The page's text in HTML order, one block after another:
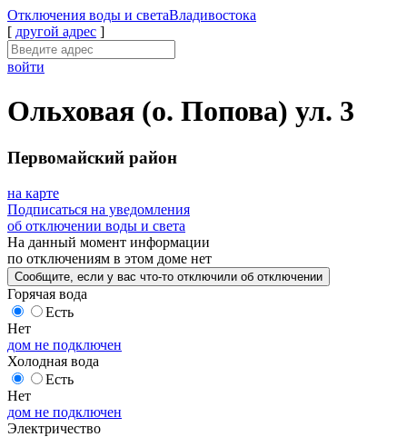
Отключения воды и светаВладивостока
[ другой адрес ]
войти
Ольховая (о. Попова) ул. 3
Первомайский район
на карте
Подписаться на уведомления
об отключении воды и света
На данный момент информации
по отключениям в этом доме нет
Сообщите , если у вас что-то отключили об отключении
Горячая вода
Есть
Нет
дом не подключен
Холодная вода
Есть
Нет
дом не подключен
Электричество